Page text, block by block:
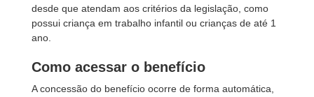
desde que atendam aos critérios da legislação, como
possui criança em trabalho infantil ou crianças de até 1
ano.
Como acessar o benefício
A concessão do benefício ocorre de forma automática,